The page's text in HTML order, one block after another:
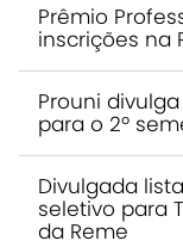
Prêmio
inscrições na
Prouni
para o 2º
Divulgada
seletivo para
da Reme